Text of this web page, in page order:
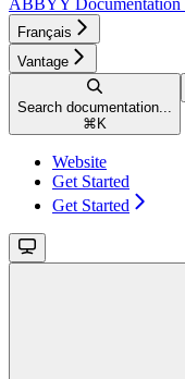
Français
Vantage
Search documentation...
⌘ K
Website
Get Started
Get Started